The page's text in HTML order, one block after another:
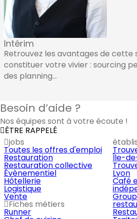
Intérim
Retrouvez les avantages de cette
constituer votre vivier : sourcing
des planning...
Besoin d’aide ?
Nos équipes sont à votre écoute !
ÊTRE RAPPELÉ
jobs
Toutes les offres d'emploi
Restauration
Restauration collective
Évènementiel
Hôtellerie
Logistique
Vente
Fiches métiers
Runner
Île-
Lyon
Café